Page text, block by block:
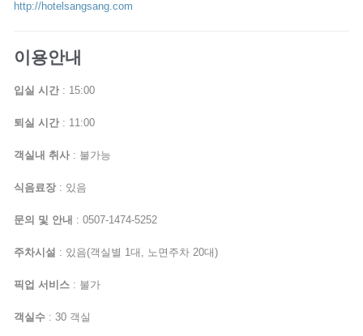
http://hotelsangsang.com
이용안내
입실 시간 : 15:00
퇴실 시간 : 11:00
객실내 취사 : 불가능
식음료장 : 있음
문의 및 안내 : 0507-1474-5252
주차시설 : 있음(객실별 1대, 노면주차 20대)
픽업 서비스 : 불가
객실수 : 30 객실